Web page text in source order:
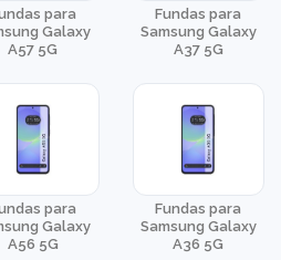
para
Galaxy
A57 5G
Fundas para
Samsung Galaxy
A37 5G
para
Galaxy
A56 5G
Fundas para
Samsung Galaxy
A36 5G